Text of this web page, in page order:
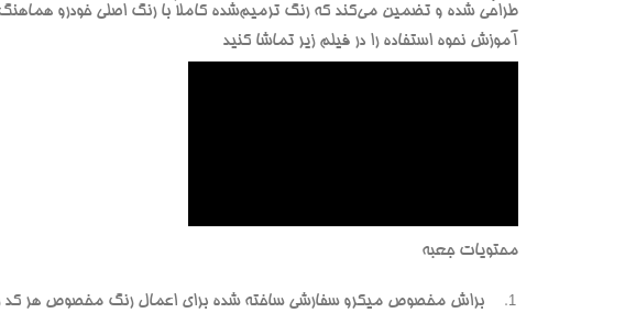
طراحي شده و تضمين مي‌کند که رنگ ترميم‌شده کاملاً با رنگ اصلي خودرو
آموزش نحوه استفاده را در فيلم زير تماشا کنيد
محتويات جعبه
براش مخصوص ميکرو سفارشي ساخته شده براي اعمال رنگ مخصوص هر کد